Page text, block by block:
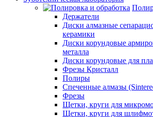
Держатели
Диски алмазные
керамики
Диски корундовые
металла
Диски корундовые для
Фрезы Кристалл
Полиры
Спеченные алмазы
Фрезы
Щетки, круги для
Щетки, круги для